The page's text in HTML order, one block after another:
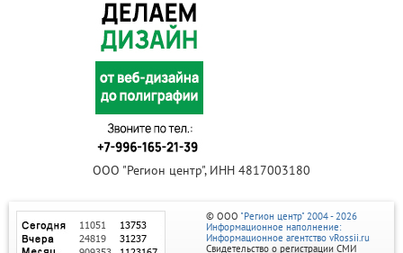
ООО "Регион центр", ИНН 4817003180
© ООО "Регион центр" 2004 - 2026
Информационное наполнение:
Информационное агентство vRossii.ru
Свидетельство о регистрации СМИ